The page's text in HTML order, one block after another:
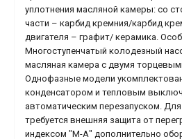
уплотнения масляной камеры: со
части – карбид кремния/карбид
двигателя – графит/ керамика.
Многоступенчатый колодезный
масляная камера с двумя
Однофазные модели
конденсатором и тепловым
автоматическим перезапуском.
требуется внешняя защита от
индексом "М-А" дополнительно